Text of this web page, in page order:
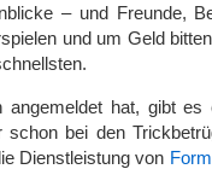
– und Freunde,
und um Geld
hat, gibt es
schon bei den
Dienstleistung von